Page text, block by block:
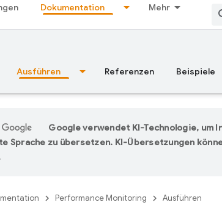
Dokumentation Mehr
Ausführen Referenzen Beispiele
Google verwendet KI-Technologie, um
Sprache zu übersetzen. KI-Übersetzungen
Performance Monitoring Ausführen